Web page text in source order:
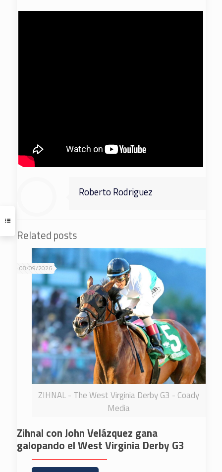
Roberto Rodriguez
Related posts
ZIHNAL - The West Virginia Derby G3 - Coady
Media
08/09/2026
Zihnal con John Velázquez gana
galopando el West Virginia Derby G3